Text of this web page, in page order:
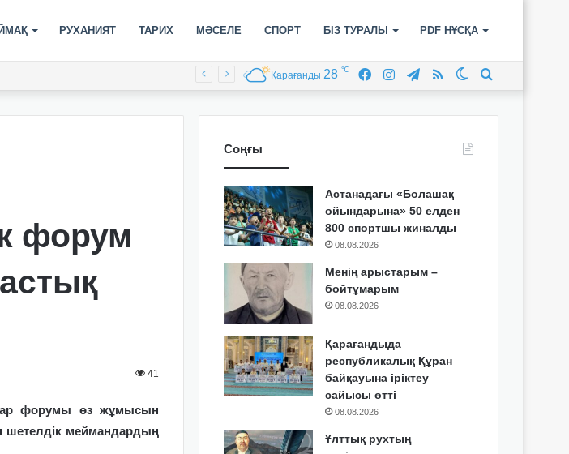
РУХАНИЯТ ТАРИХ МӘСЕЛЕ СПОРТ БІЗ ТУРАЛЫ PDF НҰСҚА
Switch
RSS
Telegram
Instagram
Facebook
Қарағанды 28 ℃
форум
41
форумы өз жұмысын
шетелдік меймандардың
Соңғы
Астанадағы «Болашақ
ойындарына» 50 елден
800 спортшы жиналды
08.08.2026
Менің арыстарым –
бойтұмарым
08.08.2026
Қарағандыда
республикалық Құран
байқауына іріктеу
сайысы өтті
08.08.2026
Ұлттық рухтың